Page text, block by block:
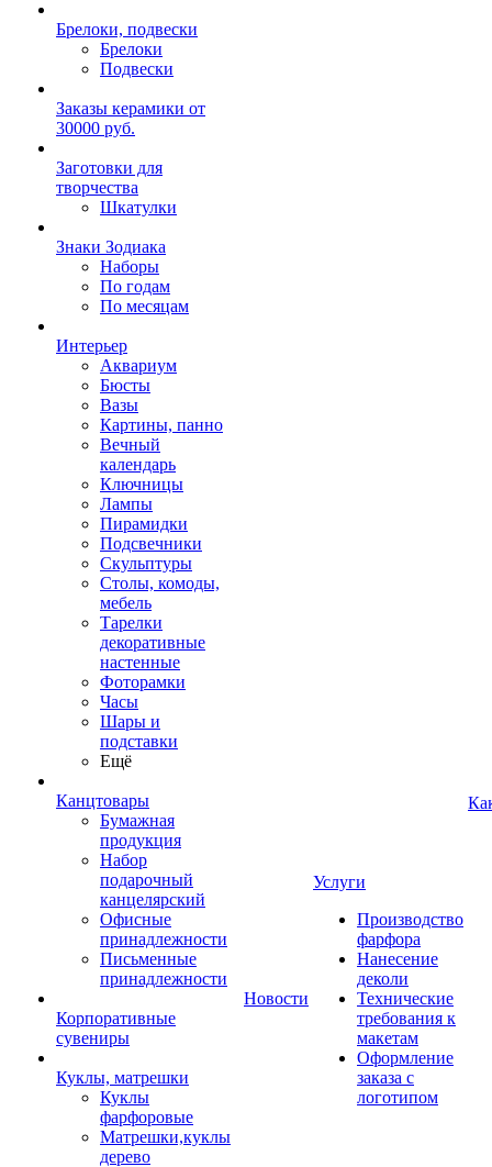
Брелоки, подвески
Брелоки
Подвески
Заказы керамики от
30000 руб.
Заготовки для
творчества
Шкатулки
Знаки Зодиака
Наборы
По годам
По месяцам
Интерьер
Аквариум
Бюсты
Вазы
Картины, панно
Вечный
календарь
Ключницы
Лампы
Пирамидки
Подсвечники
Скульптуры
Столы, комоды,
мебель
Тарелки
декоративные
настенные
Фоторамки
Часы
Шары и
подставки
Ещё
Канцтовары
Бумажная
продукция
Набор
подарочный
канцелярский
Офисные
принадлежности
Письменные
принадлежности
Корпоративные
сувениры
Куклы, матрешки
Куклы
фарфоровые
Матрешки,куклы
дерево
Новости
Услуги
Производство
фарфора
Нанесение
деколи
Технические
требования к
макетам
Оформление
заказа с
логотипом